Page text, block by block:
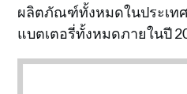
ผลิตภัณฑ์ทั้งหมดในประเท
แบตเตอรี่ทั้งหมดภายในปี